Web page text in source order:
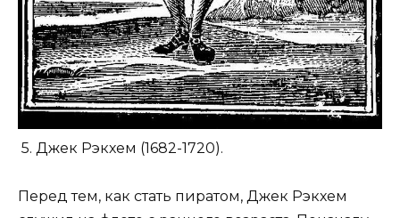
5. Джек Рэкхем (1682-1720).
Перед тем, как стать пиратом, Джек Рэкхем